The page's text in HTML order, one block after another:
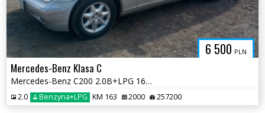
6 500 PLN
Mercedes-Benz Klasa C
Mercedes-Benz C200 2.0B+LPG 163KM * sprawna klima LPG do 2030* TORUŃ
2.0 Benzyna+LPG KM 163 2000 257200